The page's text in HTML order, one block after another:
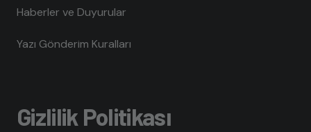
Haberler ve Duyurular
Yazı Gönderim Kuralları
Gizlilik Politikası